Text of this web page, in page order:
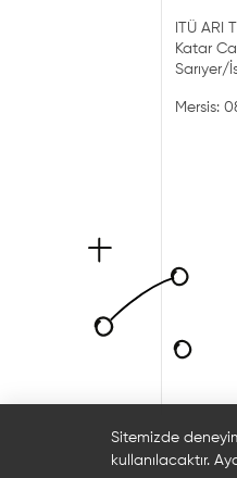
ITÜ ARI
Katar
Sarıyer/
Mersis:
Sitemizde
kullanılacaktır.